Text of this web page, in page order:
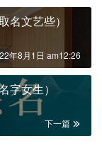
名文艺些）
年8月1日 am12:26
字女生）
下一篇